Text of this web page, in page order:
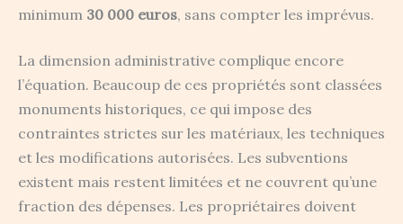
minimum 30 000 euros, sans compter les imprévus.
La dimension administrative complique encore
l’équation. Beaucoup de ces propriétés sont classées
monuments historiques, ce qui impose des
contraintes strictes sur les matériaux, les techniques
et les modifications autorisées. Les subventions
existent mais restent limitées et ne couvrent qu’une
fraction des dépenses. Les propriétaires doivent